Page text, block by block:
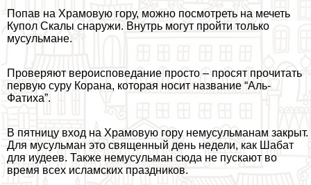
Попав на Храмовую гору, можно посмотреть на мечеть
Купол Скалы снаружи. Внутрь могут пройти только
мусульмане.
Проверяют вероисповедание просто – просят прочитать
первую суру Корана, которая носит название “Аль-
Фатиха”.
В пятницу вход на Храмовую гору немусульманам закрыт.
Для мусульман это священный день недели, как Шабат
для иудеев. Также немусульман сюда не пускают во
время всех исламских праздников.